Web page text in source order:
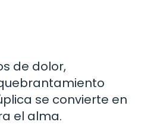
de dolor,
se convierte en
el alma.